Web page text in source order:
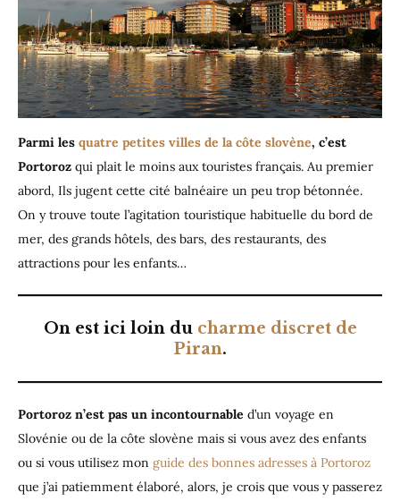
Parmi les quatre petites villes de la côte slovène, c’est
Portoroz qui plait le moins aux touristes français. Au premier
abord, Ils jugent cette cité balnéaire un peu trop bétonnée.
On y trouve toute l’agitation touristique habituelle du bord de
mer, des grands hôtels, des bars, des restaurants, des
attractions pour les enfants…
On est ici loin du charme discret de
Piran.
Portoroz n’est pas un incontournable d’un voyage en
Slovénie ou de la côte slovène mais si vous avez des enfants
ou si vous utilisez mon guide des bonnes adresses à Portoroz
que j’ai patiemment élaboré, alors, je crois que vous y passerez